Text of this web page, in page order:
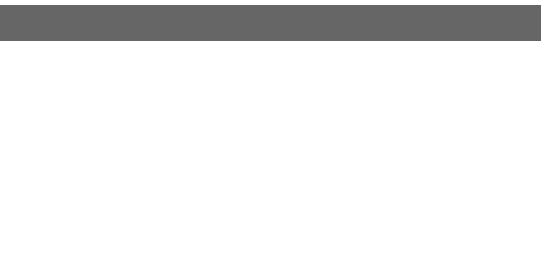
meio à natureza com tranquilidade, ar puro, belezas naturais e aventuras na Fazenda